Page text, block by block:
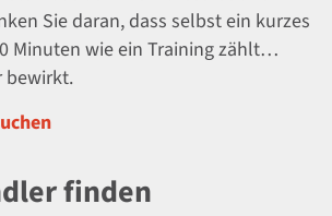
Sie daran, dass selbst ein kurzes
Minuten wie ein Training zählt…
bewirkt.
finden